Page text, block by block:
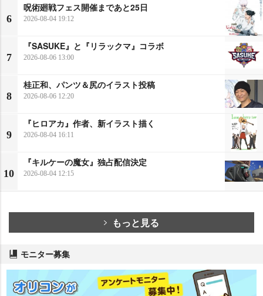
6
呪術廻戦フェス開催まであと25日
2026-08-04 19:12
7
『SASUKE』と『リラックマ』コラボ
2026-08-06 13:00
8
桂正和、パンツ＆尻のイラスト投稿
2026-08-06 12:20
9
『ヒロアカ』作者、新イラスト描く
2026-08-04 16:11
10
『キルケーの魔女』独占配信決定
2026-08-04 12:15
もっと見る
モニター募集